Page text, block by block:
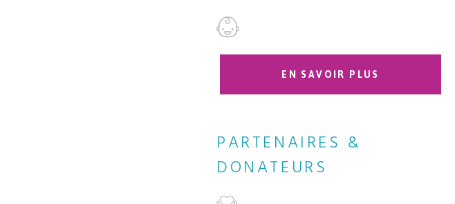
EN SAVOIR PLUS
PARTENAIRES &
DONATEURS